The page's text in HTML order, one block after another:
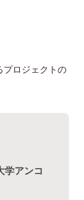
プロジェクトの
学アンコ